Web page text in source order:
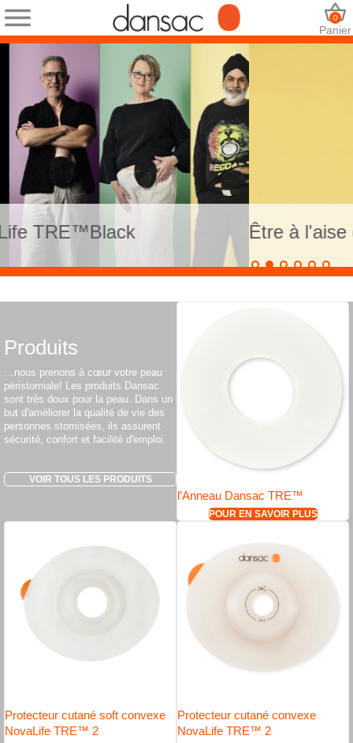
Panier
0
Être à l'aise dans sa peau
Produits
…nous prenons à cœur votre peau
péristomiale! Les produits Dansac
sont très doux pour la peau. Dans un
but d'améliorer la qualité de vie des
personnes stomisées, ils assurent
sécurité, confort et facilité d'emploi.
VOIR TOUS LES PRODUITS
l’Anneau Dansac TRE™
POUR EN SAVOIR PLUS
Protecteur cutané soft convexe
NovaLife TRE™ 2
Protecteur cutané convexe
NovaLife TRE™ 2